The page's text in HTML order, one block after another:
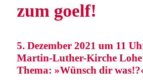
zum goelf!
5. Dezem­ber 2021 um 11
Mar­tin-Luther-Kir­che
The­ma: »Wünsch dir